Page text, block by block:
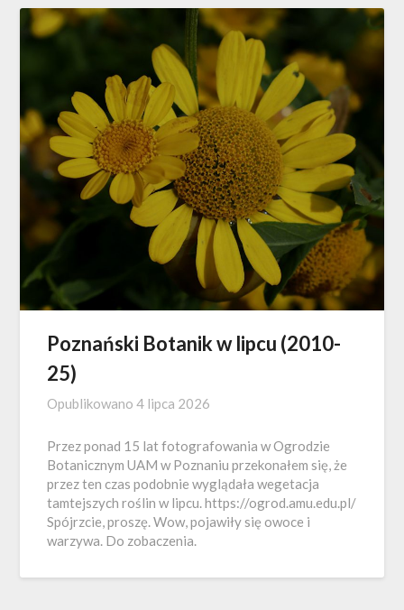
Poznański Botanik w lipcu (2010-
25)
Opublikowano4 lipca 2026
Przez ponad 15 lat fotografowania w Ogrodzie
Botanicznym UAM w Poznaniu przekonałem się, że
przez ten czas podobnie wyglądała wegetacja
tamtejszych roślin w lipcu. https://ogrod.amu.edu.pl/
Spójrzcie, proszę. Wow, pojawiły się owoce i
warzywa. Do zobaczenia.